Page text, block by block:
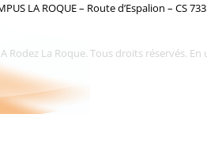
LA ROQUE – Route d’Espalion – CS
Rodez La Roque. Tous droits réservés.